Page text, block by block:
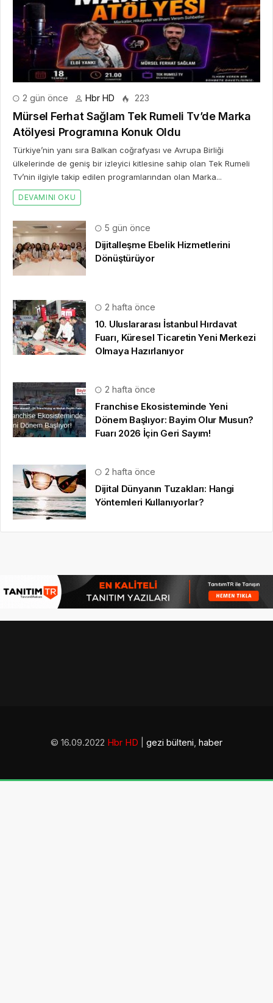
2 gün önce Hbr HD 223
Mürsel Ferhat Sağlam Tek Rumeli Tv’de Marka
Atölyesi Programına Konuk Oldu
Türkiye’nin yanı sıra Balkan coğrafyası ve Avrupa Birliği
ülkelerinde de geniş bir izleyici kitlesine sahip olan Tek Rumeli
Tv’nin ilgiyle takip edilen programlarından olan Marka...
DEVAMINI OKU
5 gün önce
Dijitalleşme Ebelik Hizmetlerini
Dönüştürüyor
2 hafta önce
10. Uluslararası İstanbul Hırdavat
Fuarı, Küresel Ticaretin Yeni Merkezi
Olmaya Hazırlanıyor
2 hafta önce
Franchise Ekosisteminde Yeni
Dönem Başlıyor: Bayim Olur Musun?
Fuarı 2026 İçin Geri Sayım!
2 hafta önce
Dijital Dünyanın Tuzakları: Hangi
Yöntemleri Kullanıyorlar?
© 16.09.2022 Hbr HD gezi bülteni, haber